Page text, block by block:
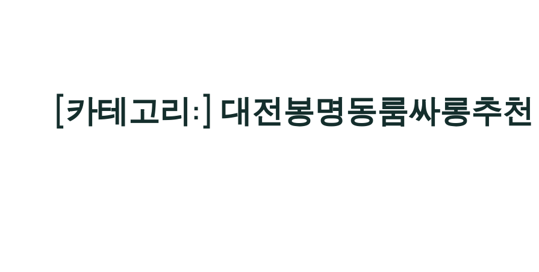
[카테고리:] 대전봉명동룸싸롱추천